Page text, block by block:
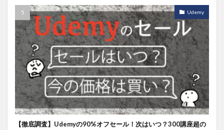
Udemy
【徹底調査】Udemyの90%オフセール！次はいつ？300講座超の